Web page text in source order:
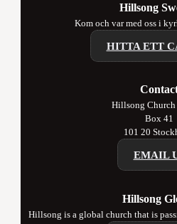
Hillsong
Kom och var med oss i
HITTA ETT
Hillsong Church
Box 41
101 20
EMAIL
Hillsong
Hillsong is a global church that is